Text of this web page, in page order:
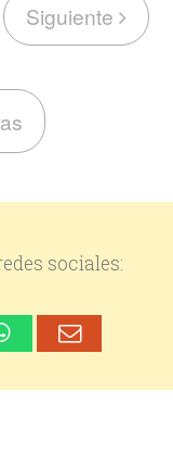
Siguiente
sociales: